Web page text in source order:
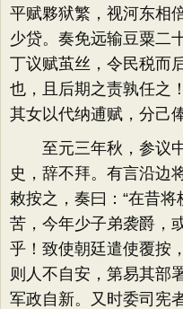
平赋夥狱繁，视河东相
少贷。奏免远输豆粟二
丁议赋茧丝，令民税而
也，且后期之责孰任之
其女以代纳逋赋，分己
至元三年秋，参议中
史，辞不拜。有言沿边
敕按之，奏曰：“在昔
苦，今年少子弟袭爵，
乎！致使朝廷遣使覆按
则人不自安，第易其部
军政自新。又时委司宪